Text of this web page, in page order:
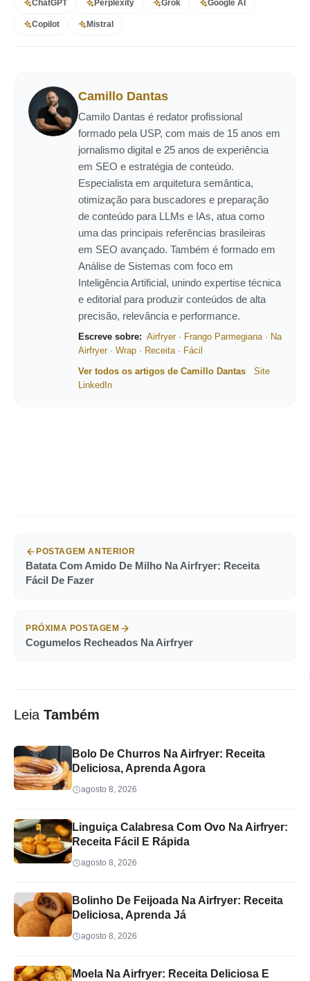
ChatGPT Perplexity Grok Google AI
Copilot Mistral
Camillo Dantas
Camilo Dantas é redator profissional
formado pela USP, com mais de 15 anos em
jornalismo digital e 25 anos de experiência
em SEO e estratégia de conteúdo.
Especialista em arquitetura semântica,
otimização para buscadores e preparação
de conteúdo para LLMs e IAs, atua como
uma das principais referências brasileiras
em SEO avançado. Também é formado em
Análise de Sistemas com foco em
Inteligência Artificial, unindo expertise técnica
e editorial para produzir conteúdos de alta
precisão, relevância e performance.
Escreve sobre: Airfryer· Frango Parmegiana· Na
Airfryer· Wrap · Receita· Fácil
Ver todos os artigos de Camillo Dantas
Site
LinkedIn
POSTAGEM ANTERIOR
Batata Com Amido De Milho Na Airfryer: Receita
Fácil De Fazer
PRÓXIMA POSTAGEM
Cogumelos Recheados Na Airfryer
Leia Também
Bolo De Churros Na Airfryer: Receita
Deliciosa, Aprenda Agora
agosto 8, 2026
Linguiça Calabresa Com Ovo Na Airfryer:
Receita Fácil E Rápida
agosto 8, 2026
Bolinho De Feijoada Na Airfryer: Receita
Deliciosa, Aprenda Já
agosto 8, 2026
Moela Na Airfryer: Receita Deliciosa E